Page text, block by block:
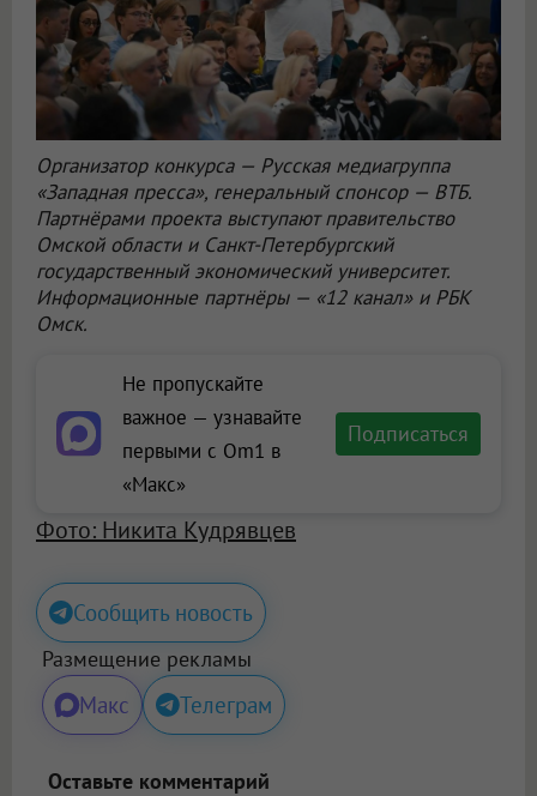
Организатор конкурса — Русская медиагруппа
«Западная пресса», генеральный спонсор — ВТБ.
Партнёрами проекта выступают правительство
Омской области и Санкт-Петербургский
государственный экономический университет.
Информационные партнёры — «12 канал» и РБК
Омск.
Не пропускайте
важное — узнавайте
первыми с Om1 в
«Макс»
Подписаться
Фото: Никита Кудрявцев
Сообщить новость
Размещение рекламы
Макс Телеграм
Оставьте комментарий